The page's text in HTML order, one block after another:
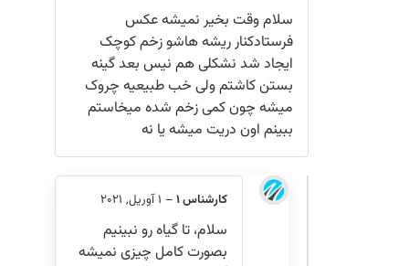
سلام وقت بخیر نمیشه عکس
فرستادکنار ریشه هاشو زخم کوچک
ایجاد شد نشکلی هم نیس بعد گینه
بستن کاشتم ولی خب طبیعیه چروک
میشه چون کمی زخم شده میخاستم
ببینم اون دریت میشه یا نه
کارشناس 1
سلام، تا گیاه رو نبینیم
بصورت کامل چیزی نمیشه